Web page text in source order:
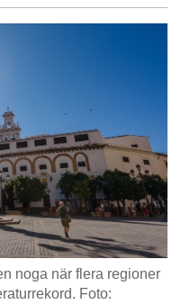
noga när flera regioner
Foto: